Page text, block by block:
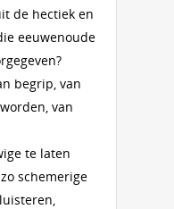
de hectiek en
eeuwen­oude
begrip, van
van
te laten
schemerige